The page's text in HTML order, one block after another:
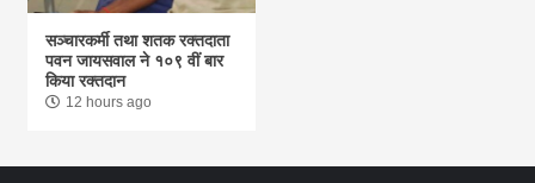
सञ्चारकर्मी तथा शतक रक्तदाता
पवन जायसवाल ने १०९ वीं बार
किया रक्तदान
12 hours ago